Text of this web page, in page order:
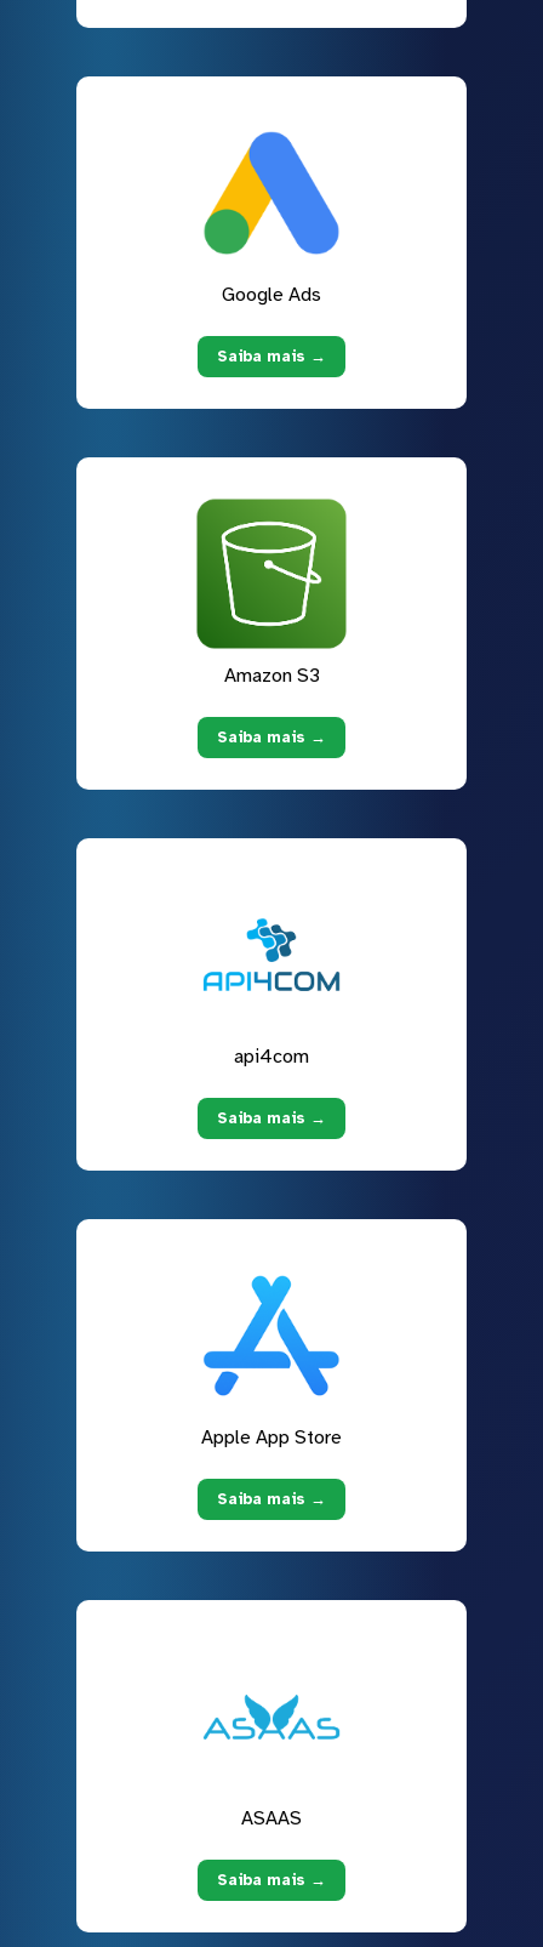
Google Ads
Saiba mais →
Amazon S3
Saiba mais →
api4com
Saiba mais →
Apple App Store
Saiba mais →
ASAAS
Saiba mais →